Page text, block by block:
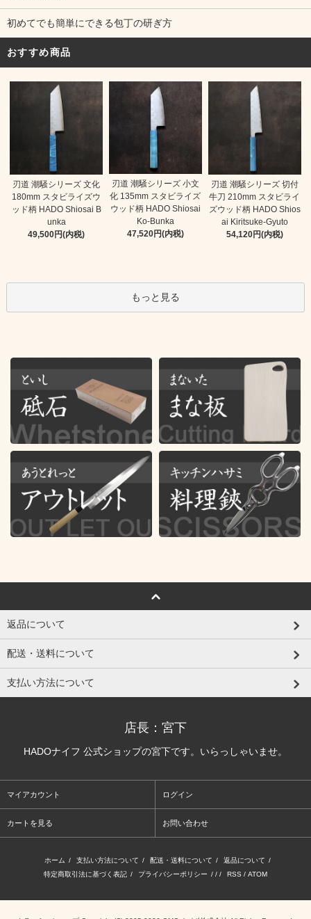
初めてでも簡単にできる包丁の研ぎ方
おすすめ商品
刃道 潮騒シリーズ 文化
180mm スタビライズウ
ッド柄 HADO Shiosai B
unka
49,500円(内税)
刃道 潮騒シリーズ 小文
化 135mm スタビライズ
ウッド柄 HADO Shiosai
Ko-Bunka
47,520円(内税)
刃道 潮騒シリーズ 切付
牛刀 210mm スタビライ
ズウッド柄 HADO Shios
ai Kiritsuke-Gyuto
54,120円(内税)
もっと見る
返品について
配送・送料について
支払い方法について
店長：宮下
HADOナイフ 公式ショップの宮下です。いらっしゃいませ。
マイアカウント ログイン
カートを見る お問い合わせ
ホーム / 支払い方法について / 配送・送料について / 返品について /
特定商取引法に基づく表記 / プライバシーポリシー / / / RSS / ATOM